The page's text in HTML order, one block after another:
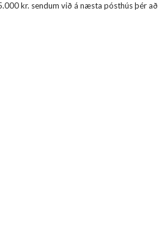
kr. sendum við á næsta pósthús þér að